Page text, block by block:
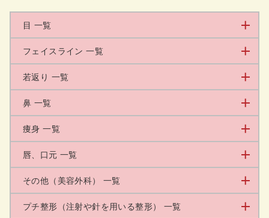
目 一覧
フェイスライン 一覧
若返り 一覧
鼻 一覧
痩身 一覧
唇、口元 一覧
その他（美容外科） 一覧
プチ整形（注射や針を用いる整形） 一覧